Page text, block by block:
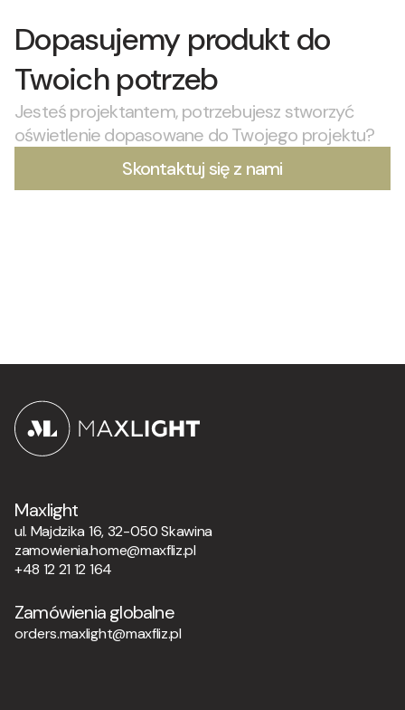
Dopasujemy produkt do
Twoich potrzeb
Jesteś projektantem, potrzebujesz stworzyć
oświetlenie dopasowane do Twojego projektu?
Skontaktuj się z nami
Maxlight
ul. Majdzika 16, 32-050 Skawina
zamowienia.home@maxfliz.pl
+48 12 21 12 164
Zamówienia globalne
orders.maxlight@maxfliz.pl